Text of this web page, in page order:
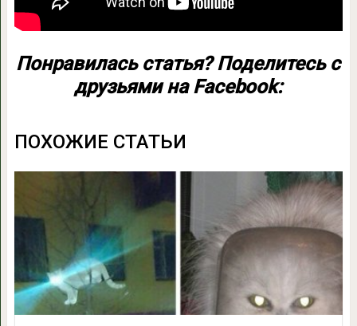
Понравилась статья? Поделитесь с
друзьями на Facebook:
ПОХОЖИЕ СТАТЬИ